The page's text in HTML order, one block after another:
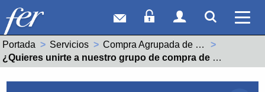
Correo webAcceso Socios
Acceso
Portada Servicios
Compra Agrupada de Energía Eléctrica
Actual:
¿Quieres unirte a nuestro grupo de compra de energía?